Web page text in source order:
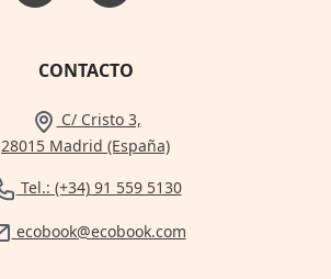
CONTACTO
C/ Cristo 3,
28015 Madrid (España)
Tel.: (+34) 91 559 5130
ecobook@ecobook.com